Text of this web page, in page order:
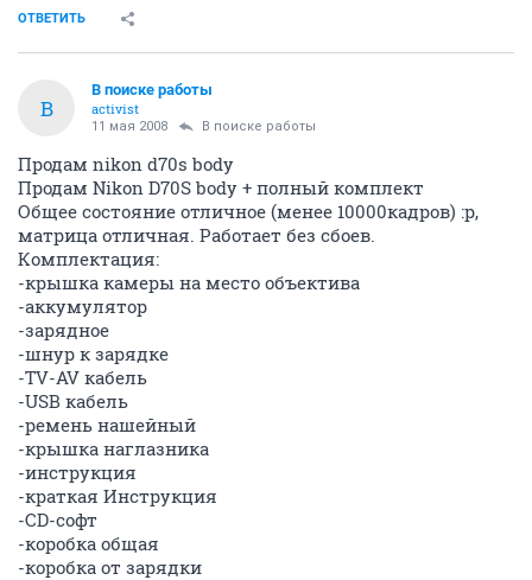
ОТВЕТИТЬ
В
В поиске работы
activist
11 мая 2008 В поиске работы
Продам nikon d70s body
Продам Nikon D70S body + полный комплект
Общее состояние отличное (менее 10000кадров) :p,
матрица отличная. Работает без сбоев.
Комплектация:
-крышка камеры на место объектива
-аккумулятор
-зарядное
-шнур к зарядке
-TV-AV кабель
-USB кабель
-ремень нашейный
-крышка наглазника
-инструкция
-краткая Инструкция
-CD-софт
-коробка общая
-коробка от зарядки